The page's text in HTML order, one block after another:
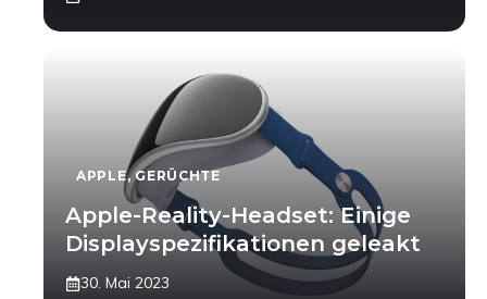
APPLE,GERÜCHTE
Apple-Reality-Headset: Einige
Displayspezifikationen geleakt
30. Mai 2023